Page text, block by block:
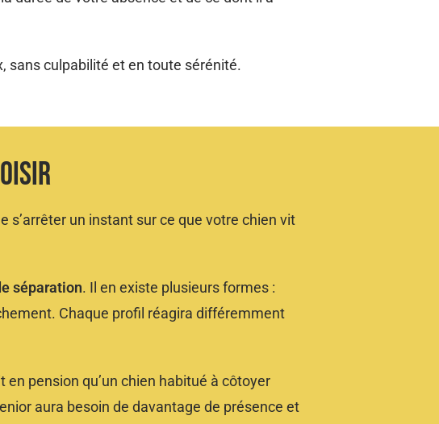
sans culpabilité et en toute sérénité.
s’arrêter un instant sur ce que votre chien vit
séparation. Il en existe plusieurs formes :
Chaque profil réagira différemment
pension qu’un chien habitué à côtoyer
aura besoin de davantage de présence et